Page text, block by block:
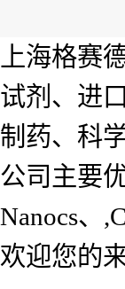
上海格赛
试剂、进
制药、科
公司主要
Nanocs、
欢迎您的